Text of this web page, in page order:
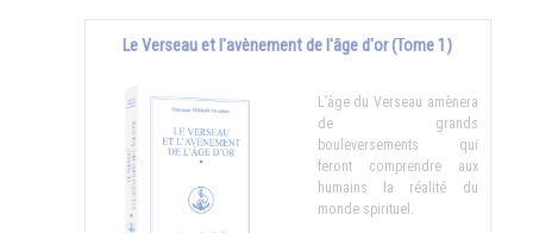
Le Verseau et l'avènement de l'âge d'or (Tome 1)
L’âge du Verseau amènera
de grands
bouleversements qui
feront comprendre aux
humains la réalité du
monde spirituel.